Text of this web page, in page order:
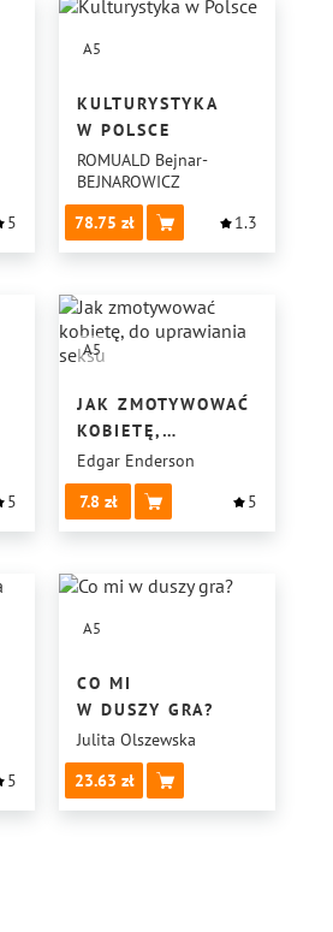
5
A5
KULTURYSTYKA
W POLSCE
ROMUALD Bejnar-
BEJNAROWICZ
78.75
1.3
5
A5
JAK ZMOTYWOWAĆ
KOBIETĘ,
DO UPRAWIANIA
SEKSU
Edgar Enderson
7.8
5
5
A5
CO MI
W DUSZY GRA?
Julita Olszewska
23.63